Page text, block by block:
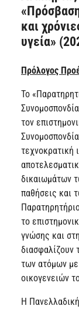
και
υγεία»
Πρόλογος
Το
τον
τεχνοκρατική
δικαιωμάτων
παθήσεις και
το
γνώσης και
διασφαλίζουν
των ατόμων με
οικογενειών
Η